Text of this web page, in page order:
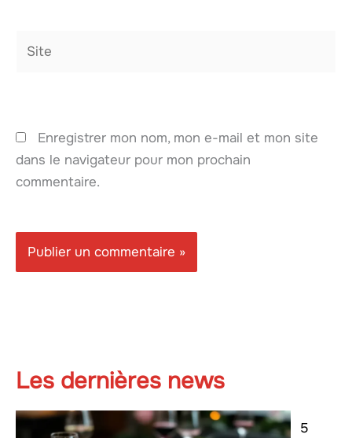
Enregistrer mon nom, mon e-mail et mon site
dans le navigateur pour mon prochain
commentaire.
Les dernières news
5